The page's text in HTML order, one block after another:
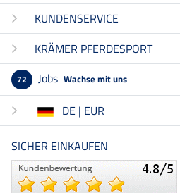
KUNDENSERVICE
KRÄMER PFERDESPORT
72 Jobs Wachse mit uns
DE | EUR
SICHER EINKAUFEN